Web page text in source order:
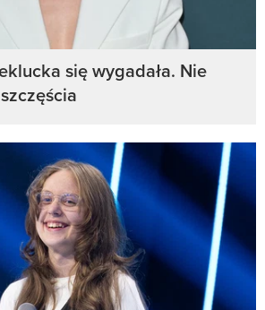
się wygadała. Nie